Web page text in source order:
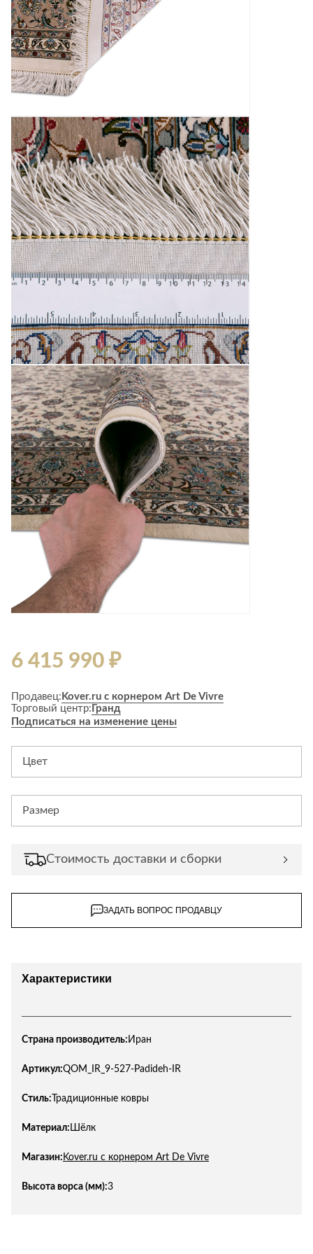
6 415 990 ₽
Продавец: Kover.ru с корнером Art De Vivre
Торговый центр: Гранд
Подписаться на изменение цены
Цвет
Размер
Стоимость доставки и сборки
ЗАДАТЬ ВОПРОС ПРОДАВЦУ
Характеристики
Страна производитель: Иран
Артикул:QOM_IR_9-527-Padideh-IR
Стиль: Традиционные ковры
Материал: Шёлк
Магазин: Kover.ru с корнером Art De Vivre
Высота ворса (мм):3